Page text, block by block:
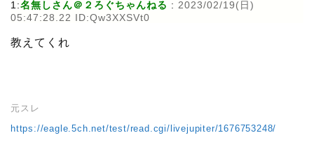
1:名無しさん＠２ろぐちゃんねる : 2023/02/19(日)
05:47:28.22 ID:Qw3XXSVt0
教えてくれ
元スレ
https://eagle.5ch.net/test/read.cgi/livejupiter/1676753248/